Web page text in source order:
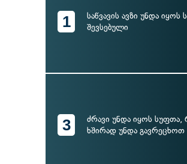
1
საწვავის ავზი უნდა
შევსებული
3
ძრავი უნდა იყოს სუფთა,
ხშირად უნდა გავრეცხოთ